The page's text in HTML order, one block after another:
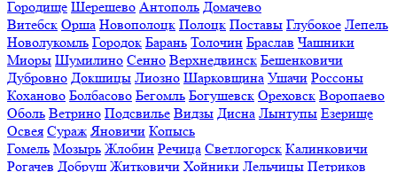
Городище Шерешево Антополь Домачево
Витебск Орша Новополоцк Полоцк Поставы Глубокое Лепель
Новолукомль Городок Барань Толочин Браслав Чашники
Миоры Шумилино Сенно Верхнедвинск Бешенковичи
Дубровно Докшицы Лиозно Шарковщина Ушачи Россоны
Коханово Болбасово Бегомль Богушевск Ореховск Воропаево
Оболь Ветрино Подсвилье Видзы Дисна Лынтупы Езерище
Освея Сураж Яновичи Копысь
Гомель Мозырь Жлобин Речица Светлогорск Калинковичи
Рогачев Добруш Житковичи Хойники Лельчицы Петриков